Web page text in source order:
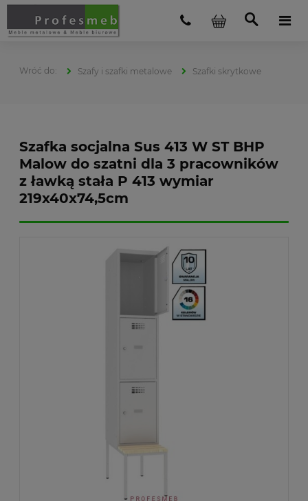
Szafy i szafki metalowe Szafki skrytkowe
Szafka socjalna Sus 413 W ST BHP
Malow do szatni dla 3 pracowników
z ławką stała P 413 wymiar
219x40x74,5cm